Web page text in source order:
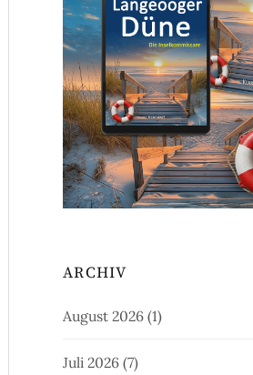
ARCHIV
August 2026 (1)
Juli 2026 (7)